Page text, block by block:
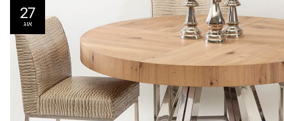
27
אוג